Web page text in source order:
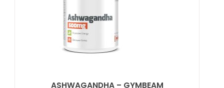
ASHWAGANDHA – GYMBEAM